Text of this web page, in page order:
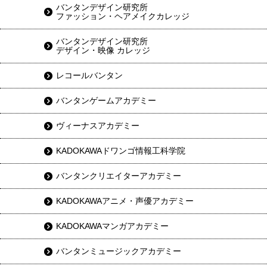
バンタンデザイン研究所
ファッション・ヘアメイクカレッジ
バンタンデザイン研究所
デザイン・映像 カレッジ
レコールバンタン
バンタンゲームアカデミー
ヴィーナスアカデミー
KADOKAWAドワンゴ情報工科学院
バンタンクリエイターアカデミー
KADOKAWAアニメ・声優アカデミー
KADOKAWAマンガアカデミー
バンタンミュージックアカデミー